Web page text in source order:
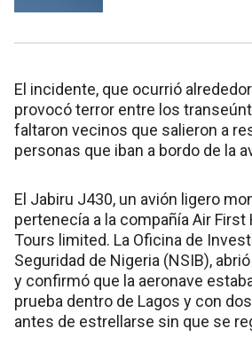
El incidente, que ocurrió
provocó terror entre los
faltaron vecinos que salieron a
personas que iban a bordo de la
El Jabiru J430, un avión ligero
pertenecía a la compañía Air First
Tours limited. La Oficina de
Seguridad de Nigeria (NSIB),
y confirmó que la aeronave
prueba dentro de Lagos y con
antes de estrellarse sin que se